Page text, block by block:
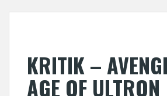
KRITIK –
AGE OF ULTRON